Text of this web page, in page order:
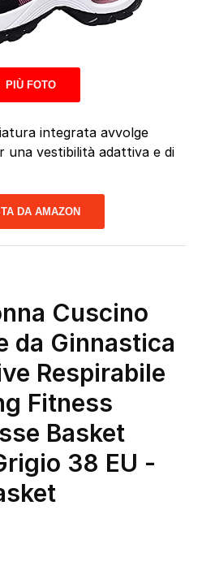
PIÙ FOTO
integrata avvolge
una vestibilità adattiva e di
DA AMAZON
Cuscino
da Ginnastica
Respirabile
Fitness
Basket
38 EU -